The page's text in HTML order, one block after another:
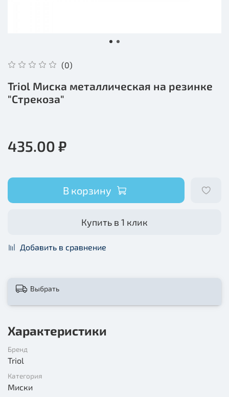
(0)
Triol Миска металлическая на резинке
"Стрекоза"
435.00 ₽
В корзину
Купить в 1 клик
Добавить в сравнение
Выбрать
Характеристики
Бренд
Triol
Категория
Миски